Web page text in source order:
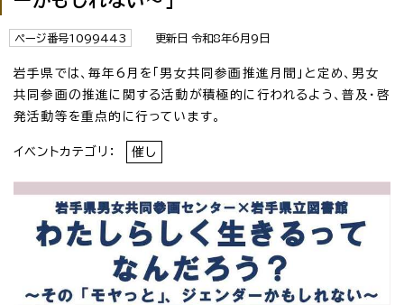
ページ番号1099443 更新日 令和8年6月9日
岩手県では、毎年6月を「男女共同参画推進月間」と定め、男女
共同参画の推進に関する活動が積極的に行われるよう、普及・啓
発活動等を重点的に行っています。
イベントカテゴリ： 催し